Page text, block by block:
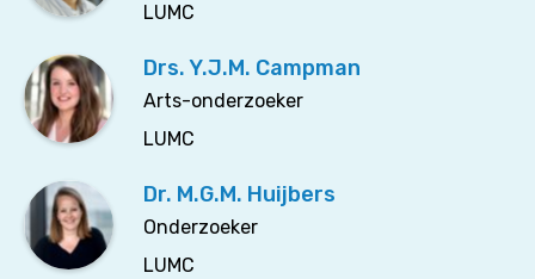
LUMC
Drs. Y.J.M. Campman
Arts-onderzoeker
LUMC
Dr. M.G.M. Huijbers
Onderzoeker
LUMC